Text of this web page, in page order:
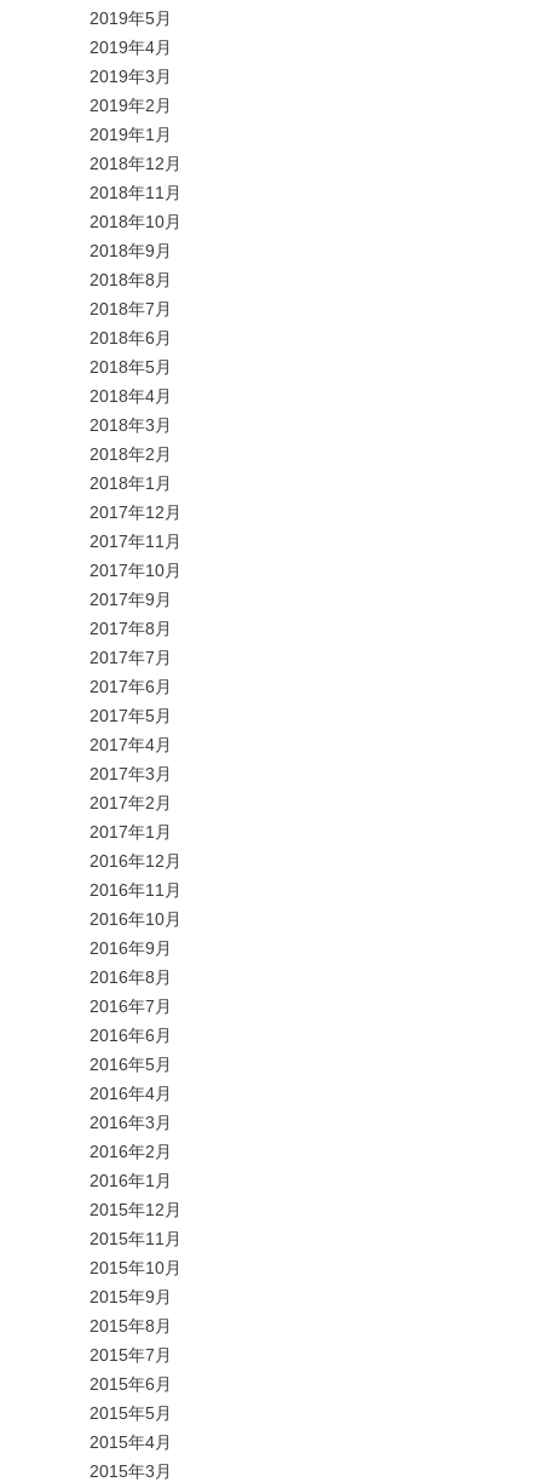
2019年5月
2019年4月
2019年3月
2019年2月
2019年1月
2018年12月
2018年11月
2018年10月
2018年9月
2018年8月
2018年7月
2018年6月
2018年5月
2018年4月
2018年3月
2018年2月
2018年1月
2017年12月
2017年11月
2017年10月
2017年9月
2017年8月
2017年7月
2017年6月
2017年5月
2017年4月
2017年3月
2017年2月
2017年1月
2016年12月
2016年11月
2016年10月
2016年9月
2016年8月
2016年7月
2016年6月
2016年5月
2016年4月
2016年3月
2016年2月
2016年1月
2015年12月
2015年11月
2015年10月
2015年9月
2015年8月
2015年7月
2015年6月
2015年5月
2015年4月
2015年3月